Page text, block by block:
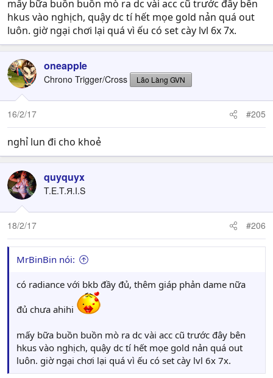
mấy bữa buồn buồn mò ra dc vài acc cũ trước đây bên
hkus vào nghịch, quậy dc tí hết mọe gold nản quá out
luôn. giờ ngại chơi lại quá vì ếu có set cày lvl 6x 7x.
oneapple
Chrono Trigger/Cross Lão Làng GVN
16/2/17 #205
nghỉ lun đi cho khoẻ
quyquyx
T.E.T.Я.I.S
18/2/17 #206
MrBinBin nói:
có radiance với bkb đầy đủ, thêm giáp phản dame nữa
đủ chưa ahihi
mấy bữa buồn buồn mò ra dc vài acc cũ trước đây bên
hkus vào nghịch, quậy dc tí hết mọe gold nản quá out
luôn. giờ ngại chơi lại quá vì ếu có set cày lvl 6x 7x.